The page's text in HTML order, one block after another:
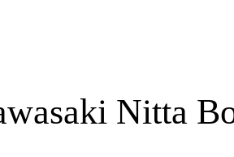
Nitta